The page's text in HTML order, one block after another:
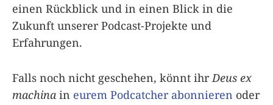
einen Rückblick und in einen Blick in die
Zukunft unserer Podcast-Projekte und
Erfahrungen.
Falls noch nicht geschehen, könnt ihr Deus ex
machina in eurem Podcatcher abonnieren oder